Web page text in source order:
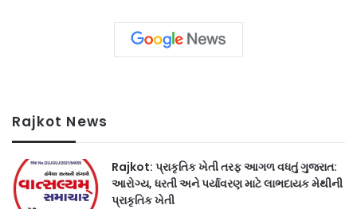
Rajkot News
Rajkot: પ્રાકૃતિક ખેતી તરફ આગળ વધતું ગુજરાત:
આરોગ્ય, ધરતી અને પર્યાવરણ માટે લાભદાયક મેથીની
પ્રાકૃતિક ખેતી